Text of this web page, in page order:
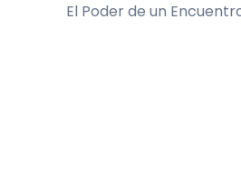
El Poder de un